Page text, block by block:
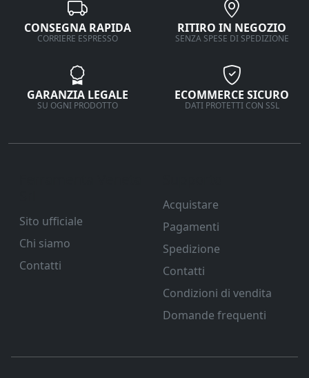
CONSEGNA RAPIDA
CORRIERE ESPRESSO
RITIRO IN NEGOZIO
SENZA SPESE DI SPEDIZIONE
GARANZIA LEGALE
SU OGNI PRODOTTO
ECOMMERCE SICURO
DATI PROTETTI CON SSL
Sito ufficiale
Chi siamo
Contatti
Acquistare
Pagamenti
Spedizione
Contatti
Condizioni di vendita
Domande frequenti